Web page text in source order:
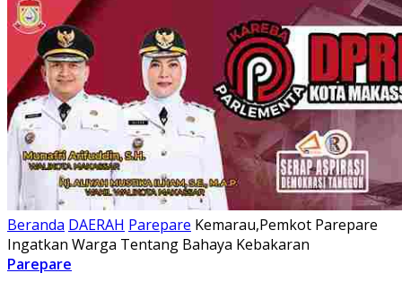
Beranda DAERAH Parepare Kemarau,Pemkot Parepare
Ingatkan Warga Tentang Bahaya Kebakaran
Parepare